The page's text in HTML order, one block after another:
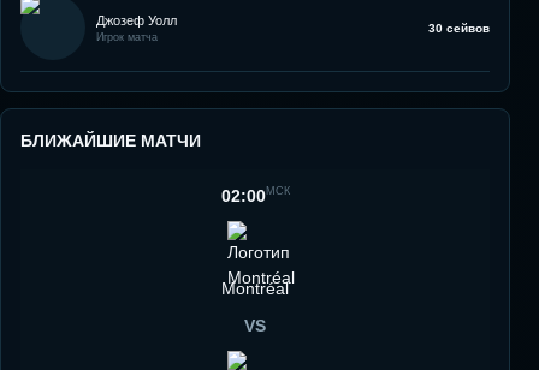
Джозеф Уолл
Игрок матча
30 сейвов
БЛИЖАЙШИЕ МАТЧИ
02:00МСК
Montréal
VS